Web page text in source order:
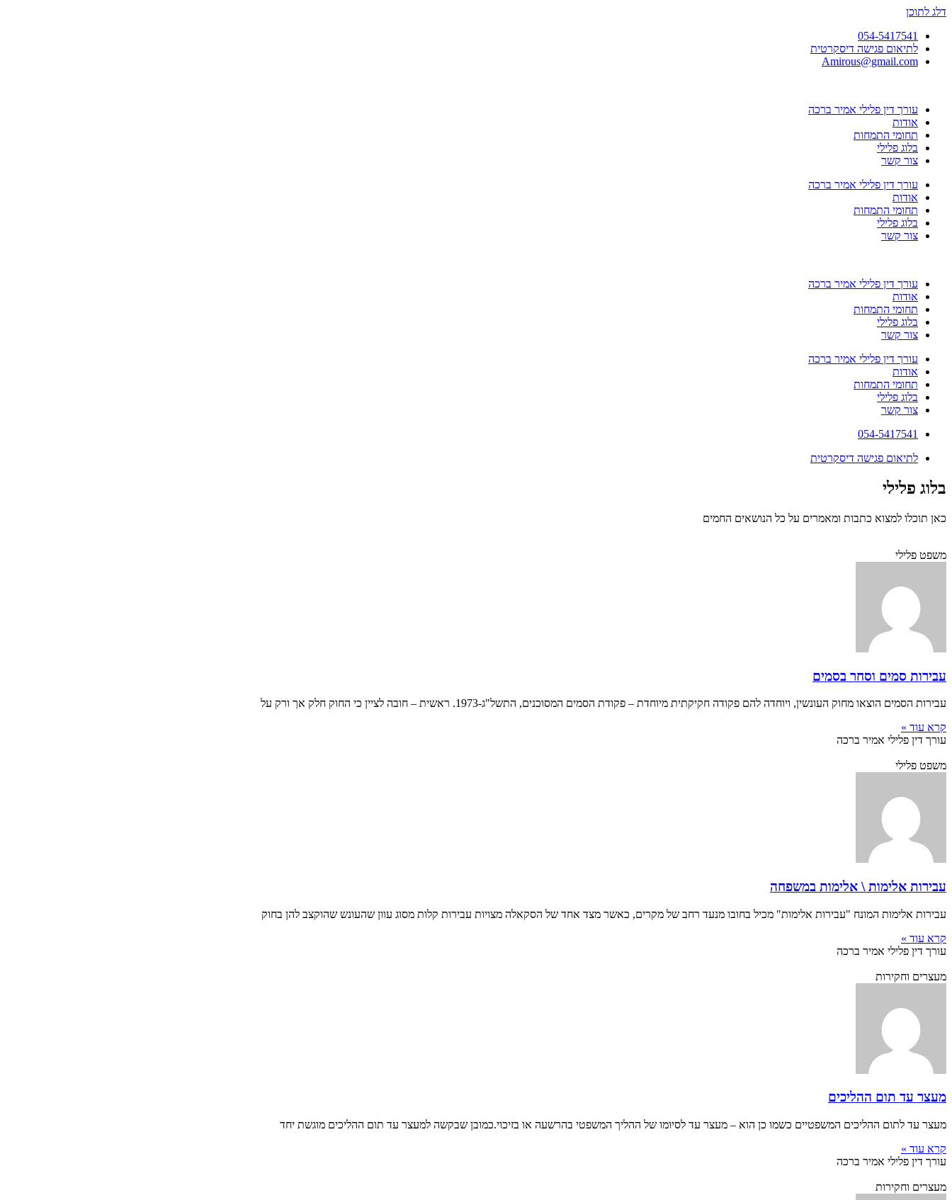
דלג לתוכן
054-5417541
לתיאום פגישה דיסקרטית
Amirous@gmail.com
עורך דין פלילי אמיר ברכה
אודות
תחומי התמחות
בלוג פלילי
צור קשר
עורך דין פלילי אמיר ברכה
אודות
תחומי התמחות
בלוג פלילי
צור קשר
עורך דין פלילי אמיר ברכה
אודות
תחומי התמחות
בלוג פלילי
צור קשר
עורך דין פלילי אמיר ברכה
אודות
תחומי התמחות
בלוג פלילי
צור קשר
054-5417541
לתיאום פגישה דיסקרטית
בלוג פלילי
כאן תוכלו למצוא כתבות ומאמרים על כל הנושאים החמים
משפט פלילי
עבירות סמים וסחר בסמים
עבירות הסמים הוצאו מחוק העונשין, ויוחדה להם פקודה חקיקתית מיוחדת – פקודת הסמים המסוכנים, התשל"ג-1973. ראשית – חובה לציין כי החוק חלק אך ורק על
קרא עוד »
עורך דין פלילי אמיר ברכה
משפט פלילי
עבירות אלימות \ אלימות במשפחה
עבירות אלימות המונח "עבירות אלימות" מכיל בחובו מנעד רחב של מקרים, כאשר מצד אחד של הסקאלה מצויות עבירות קלות מסוג עוון שהעונש שהוקצב להן בחוק
קרא עוד »
עורך דין פלילי אמיר ברכה
מעצרים וחקירות
מעצר עד תום ההליכים
מעצר עד לתום ההליכים המשפטיים כשמו כן הוא – מעצר עד לסיומו של ההליך המשפטי בהרשעה או בזיכוי.כמובן שבקשה למעצר עד תום ההליכים מוגשת יחד
קרא עוד »
עורך דין פלילי אמיר ברכה
מעצרים וחקירות